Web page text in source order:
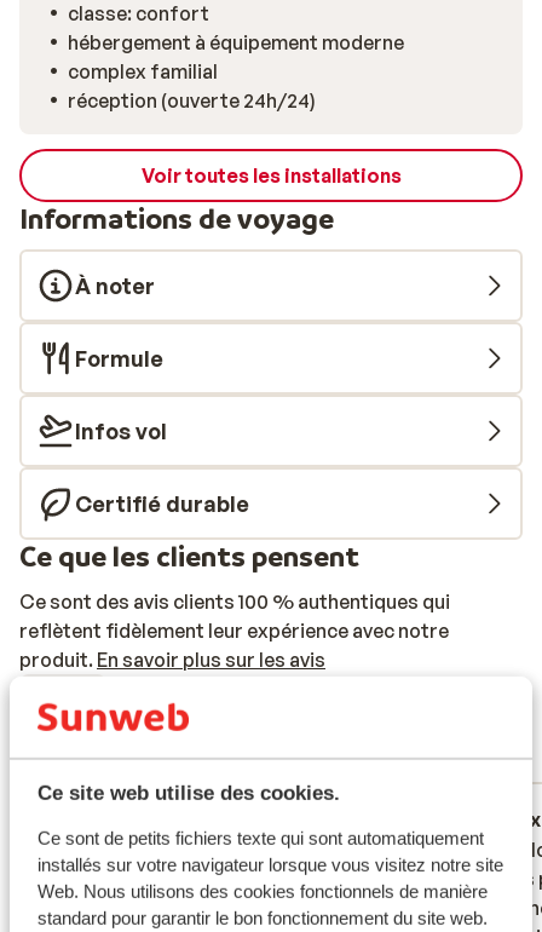
Ce site web utilise des cookies.
Ce sont de petits fichiers texte qui sont automatiquement
installés sur votre navigateur lorsque vous visitez notre site
Web. Nous utilisons des cookies fonctionnels de manière
standard pour garantir le bon fonctionnement du site web.
classe: confort
hébergement à équipement moderne
complex familial
réception (ouverte 24h/24)
Voir toutes les installations
Informations de voyage
À noter
Formule
Infos vol
Certifié durable
Ce que les clients pensent
Ce sont des avis clients 100 % authentiques qui
reflètent fidèlement leur expérience avec notre
produit. En savoir plus sur les avis
8.2 Excellent
89 avis
Réservé principalement par familles
Nagenoeg alles klopt. Het enige dat we
misten was een rustige bar waar je 's
avonds kon zitten. Alles speelde zich
Nagenoeg alles klopt. Het enige dat we
misten was een rustige bar waar je 's
avonds kon zitten. Alles speelde zich
Prima
eten is
Prima
eten is